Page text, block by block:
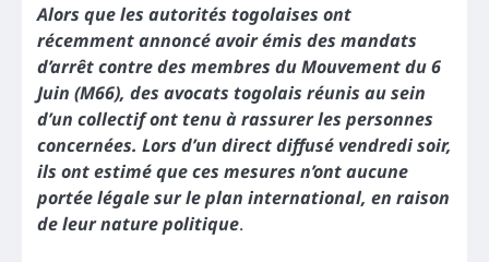
Alors que les autorités togolaises ont
récemment annoncé avoir émis des mandats
d’arrêt contre des membres du Mouvement du 6
Juin (M66), des avocats togolais réunis au sein
d’un collectif ont tenu à rassurer les personnes
concernées. Lors d’un direct diffusé vendredi soir,
ils ont estimé que ces mesures n’ont aucune
portée légale sur le plan international, en raison
de leur nature politique.